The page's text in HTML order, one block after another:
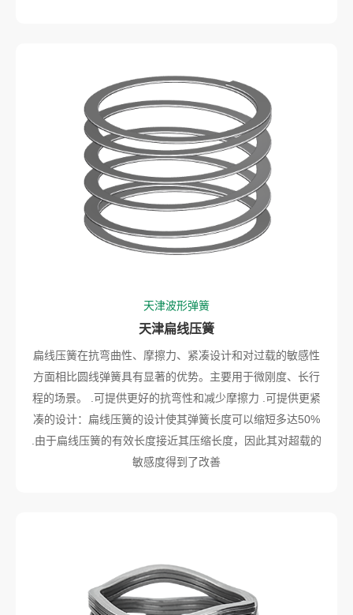
天津波形弹簧
天津扁线压簧
扁线压簧在抗弯曲性、摩擦力、紧凑设计和对过载的敏感性
方面相比圆线弹簧具有显著的优势。主要用于微刚度、长行
程的场景。 .可提供更好的抗弯性和减少摩擦力 .可提供更紧
凑的设计：扁线压簧的设计使其弹簧长度可以缩短多达50%
.由于扁线压簧的有效长度接近其压缩长度，因此其对超载的
敏感度得到了改善